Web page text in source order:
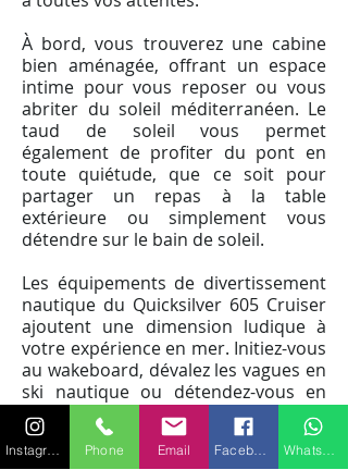
À bord, vous trouverez une cabine
bien aménagée, offrant un espace
intime pour vous reposer ou vous
abriter du soleil méditerranéen. Le
taud de soleil vous permet
également de profiter du pont en
toute quiétude, que ce soit pour
partager un repas à la table
extérieure ou simplement vous
détendre sur le bain de soleil.
Les équipements de divertissement
nautique du Quicksilver 605 Cruiser
ajoutent une dimension ludique à
votre expérience en mer. Initiez-vous
au wakeboard, dévalez les vagues en
ski nautique ou détendez-vous en
étant tiré derrière le bateau sur une
bouée tractée. La plateforme de bain
équipée d'une échelle facilite l'accès
Phone Email